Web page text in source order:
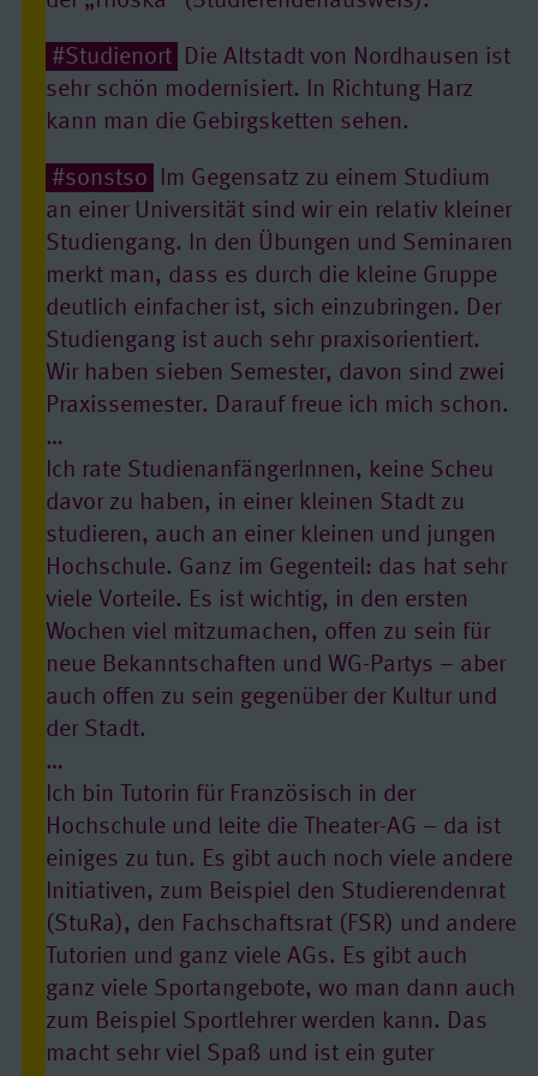
#Studienort
Die Altstadt von Nordhausen ist
sehr schön modernisiert. In Richtung Harz
kann man die Gebirgsketten sehen.
#sonstso
Im Gegensatz zu einem Studium
an einer Universität sind wir ein relativ kleiner
Studiengang. In den Übungen und Seminaren
merkt man, dass es durch die kleine Gruppe
deutlich einfacher ist, sich einzubringen. Der
Studiengang ist auch sehr praxisorientiert.
Wir haben sieben Semester, davon sind zwei
Praxissemester. Darauf freue ich mich schon.
…
Ich rate StudienanfängerInnen, keine Scheu
davor zu haben, in einer kleinen Stadt zu
studieren, auch an einer kleinen und jungen
Hochschule. Ganz im Gegenteil: das hat sehr
viele Vorteile. Es ist wichtig, in den ersten
Wochen viel mitzumachen, offen zu sein für
neue Bekanntschaften und WG-Partys – aber
auch offen zu sein gegenüber der Kultur und
der Stadt.
…
Ich bin Tutorin für Französisch in der
Hochschule und leite die Theater-AG – da ist
einiges zu tun. Es gibt auch noch viele andere
Initiativen, zum Beispiel den Studierendenrat
(StuRa), den Fachschaftsrat (FSR) und andere
Tutorien und ganz viele AGs. Es gibt auch
ganz viele Sportangebote, wo man dann auch
zum Beispiel Sportlehrer werden kann. Das
macht sehr viel Spaß und ist ein guter